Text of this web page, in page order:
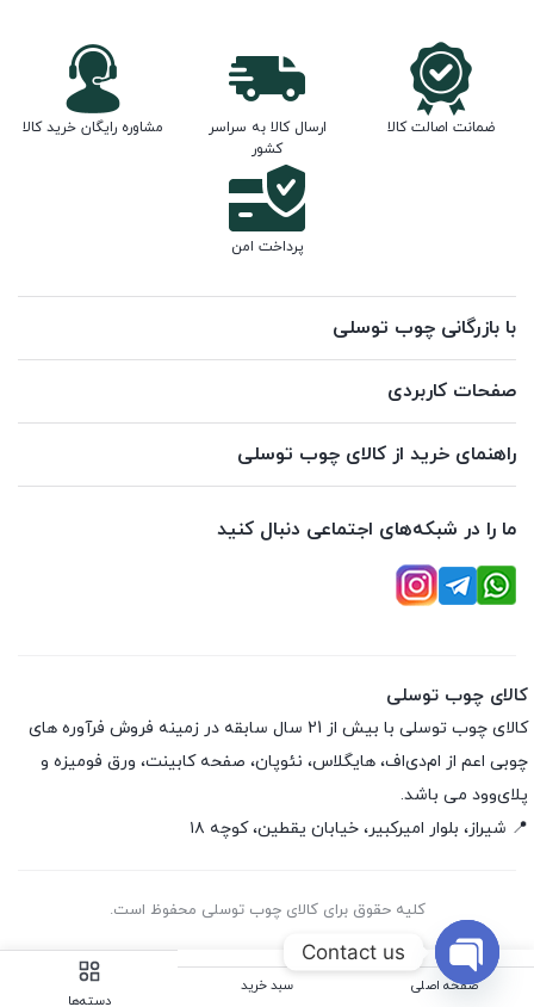
ضمانت اصالت کالا
ارسال کالا به سراسر
کشور
مشاوره رایگان خرید کالا
پرداخت امن
با بازرگانی چوب توسلی
صفحات کاربردی
راهنمای خرید از کالای چوب توسلی
ما را در شبکه‌های اجتماعی دنبال کنید
کالای چوب توسلی
کالای چوب توسلی با بیش از 21 سال سابقه در زمینه فروش فرآوره های
چوبی اعم از ام‌دی‌اف، هایگلاس، نئوپان، صفحه کابینت، ورق فومیزه و
پلای‌وود می باشد.
📍 شیراز، بلوار امیرکبیر، خیابان یقطین، کوچه ۱۸
کلیه حقوق برای کالای چوب توسلی محفوظ است.
صفحه اصلی
سبد خرید
دسته‌ها
Contact us